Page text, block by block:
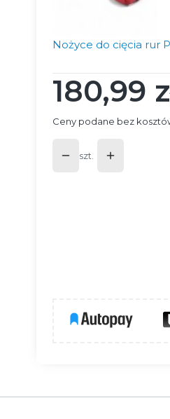
Nożyce do cięcia rur
Cena
180,99
Ceny podane bez
szt.